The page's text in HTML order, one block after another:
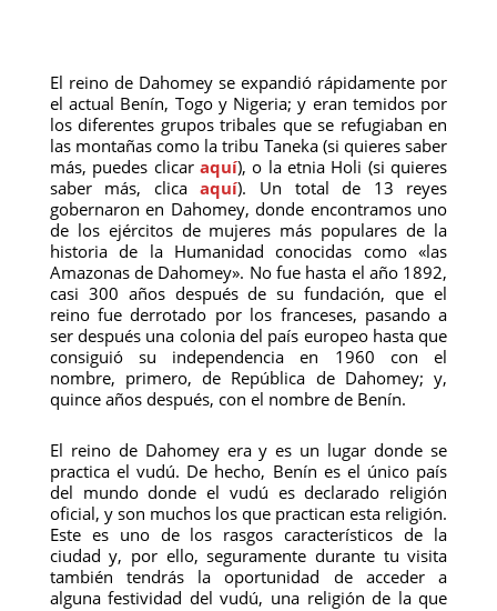
El reino de Dahomey se expandió rápidamente por
el actual Benín, Togo y Nigeria; y eran temidos por
los diferentes grupos tribales que se refugiaban en
las montañas como la tribu Taneka (si quieres saber
más, puedes clicar aquí), o la etnia Holi (si quieres
saber más, clicaaquí). Un total de 13 reyes
gobernaron en Dahomey, donde encontramos uno
de los ejércitos de mujeres más populares de la
historia de la Humanidad conocidas como «las
Amazonas de Dahomey». No fue hasta el año 1892,
casi 300 años después de su fundación, que el
reino fue derrotado por los franceses, pasando a
ser después una colonia del país europeo hasta que
consiguió su independencia en 1960 con el
nombre, primero, de República de Dahomey; y,
quince años después, con el nombre de Benín.
El reino de Dahomey era y es un lugar donde se
practica el vudú. De hecho, Benín es el único país
del mundo donde el vudú es declarado religión
oficial, y son muchos los que practican esta religión.
Este es uno de los rasgos característicos de la
ciudad y, por ello, seguramente durante tu visita
también tendrás la oportunidad de acceder a
alguna festividad del vudú, una religión de la que